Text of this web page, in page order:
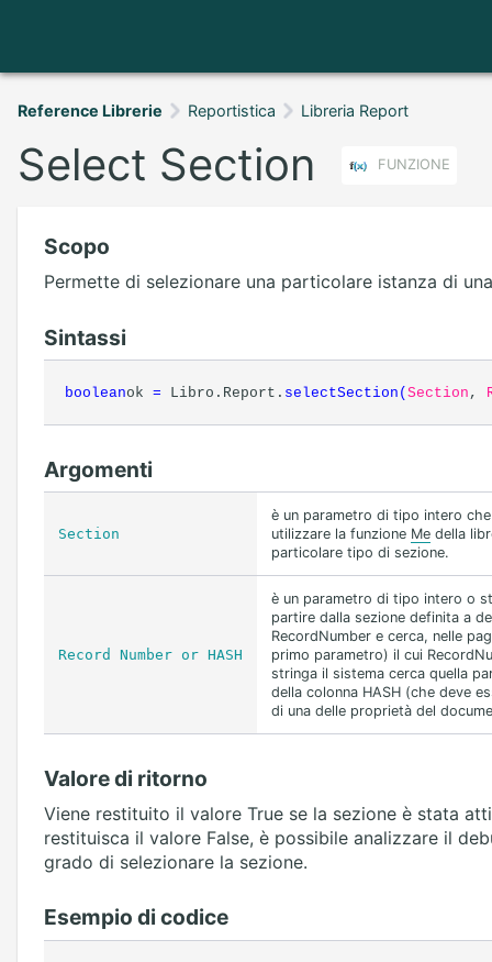
Reference Librerie Reportistica Libreria Report
Select Section FUNZIONE
Scopo
Permette di selezionare una particolare istanza di
Sintassi
booleanok = Libro.Report. selectSection (Section ,
Argomenti
Section
è un parametro di tipo intero
utilizzare la funzione Medella
particolare tipo di sezione.
Record Number or HASH
è un parametro di tipo intero o
partire dalla sezione definita a
RecordNumber e cerca, nelle
primo parametro) il cui
stringa il sistema cerca quella
della colonna HASH (che deve
di una delle proprietà del
Valore di ritorno
Viene restituito il valore True se la sezione è stata
restituisca il valore False, è possibile analizzare il
grado di selezionare la sezione.
Esempio di codice